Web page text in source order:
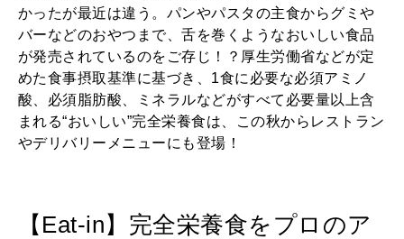
2026年2月号「良運を掴む 新・開運術。」
2026年1月号「猫がいれば、幸せ」
2025年12月号「お酒の新常識。」
かったが最近は違う。パンやパスタの主食からグミや
バーなどのおやつまで、舌を巻くようなおいしい食品
が発売されているのをご存じ！？厚生労働省などが定
めた食事摂取基準に基づき、1食に必要な必須アミノ
酸、必須脂肪酸、ミネラルなどがすべて必要量以上含
まれる“おいしい”完全栄養食は、この秋からレストラン
やデリバリーメニューにも登場！
【Eat-in】完全栄養食をプロのア